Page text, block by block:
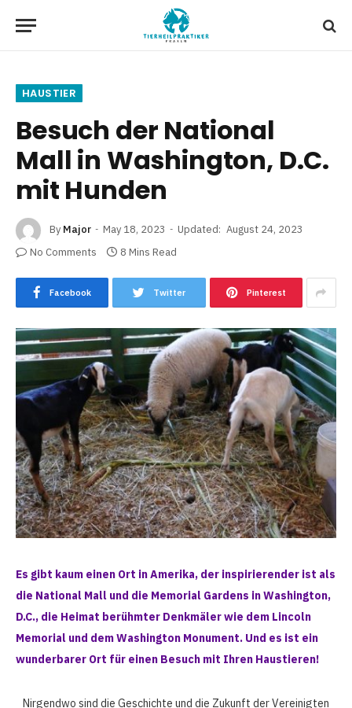
HAUSTIER
Besuch der National
Mall in Washington, D.C.
mit Hunden
By Major May 18, 2023 Updated: August 24, 2023
No Comments
8 Mins Read
Facebook Twitter Pinterest
Es gibt kaum einen Ort in Amerika, der inspirierender ist als
die National Mall und die Memorial Gardens in Washington,
D.C., die Heimat berühmter Denkmäler wie dem Lincoln
Memorial und dem Washington Monument. Und es ist ein
wunderbarer Ort für einen Besuch mit Ihren Haustieren!
Nirgendwo sind die Geschichte und die Zukunft der Vereinigten